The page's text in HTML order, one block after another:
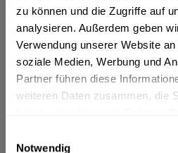
zu können und die Zugriffe auf
analysieren. Außerdem geben
Verwendung unserer Website
soziale Medien, Werbung und
Partner führen diese
weiteren Daten zusammen, die
Notwendig
Artikel-Nr.:
36937
Verfügbar in:
Beschreibung
mehr
Flaschengröße: